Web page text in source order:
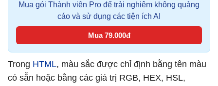
Mua gói Thành viên Pro để trải nghiệm không quảng
cáo và sử dụng các tiện ích AI
Mua 79.000đ
Trong HTML, màu sắc được chỉ định bằng tên màu
có sẵn hoặc bằng các giá trị RGB, HEX, HSL,